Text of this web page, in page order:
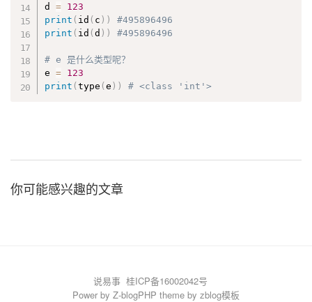
d = 123
print ( id ( c ) )
#495896496
print ( id (d ) ) #495896496
# e 是什么类型呢？
e = 123
print (type (e ) ) # <class 'int'>
你可能感兴趣的文章
说易事 桂ICP备16002042号
Power by Z-blogPHP theme by zblog模板